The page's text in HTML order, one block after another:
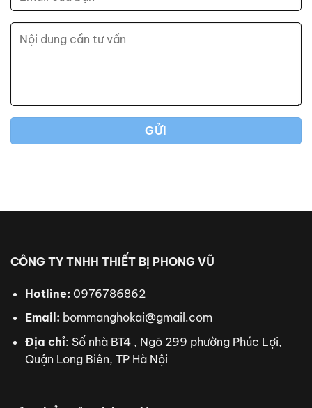
CÔNG TY TNHH THIẾT BỊ PHONG VŨ
Hotline: 0976786862
Email: bommanghokai@gmail.com
Địa chỉ: Số nhà BT4 , Ngõ 299 phường Phúc Lợi,
Quận Long Biên, TP Hà Nội